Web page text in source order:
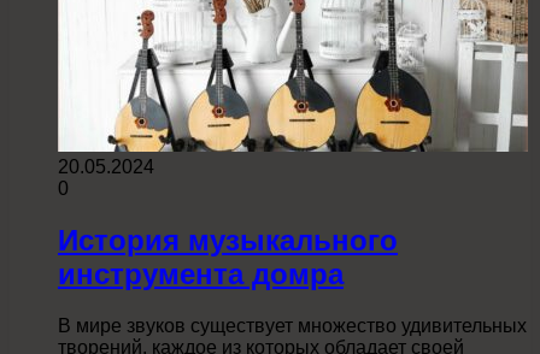
20.05.2024
0
История музыкального
инструмента домра
В мире звуков существует множество удивительных
творений, каждое из которых обладает своей